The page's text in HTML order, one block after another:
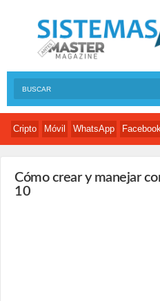
Cripto Móvil WhatsApp
Cómo crear y manejar
10